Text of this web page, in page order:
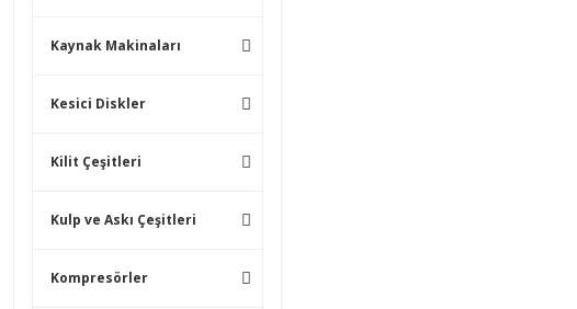
Kaynak Makinaları
Kesici Diskler
Kilit Çeşitleri
Kulp ve Askı Çeşitleri
Kompresörler